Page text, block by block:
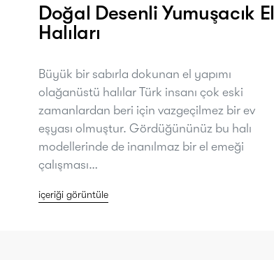
Doğal Desenli Yumuşacık El
Halıları
Büyük bir sabırla dokunan el yapımı
olağanüstü halılar Türk insanı çok eski
zamanlardan beri için vazgeçilmez bir ev
eşyası olmuştur. Gördüğününüz bu halı
modellerinde de inanılmaz bir el emeği
çalışması…
içeriği görüntüle